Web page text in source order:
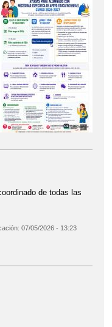
de todas las
07/05/2026 - 13:23